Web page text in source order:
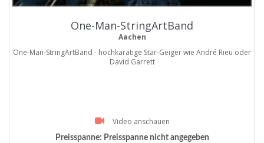
One-Man-StringArtBand
Aachen
One-Man-StringArtBand - hochkarätige Star-Geiger wie André Rieu oder
David Garrett
Video anschauen
Preisspanne: Preisspanne nicht angegeben